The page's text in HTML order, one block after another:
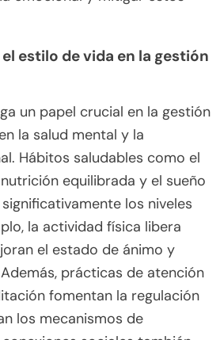
estilo de vida en la gestión
un papel crucial en la gestión
la salud mental y la
Hábitos saludables como el
equilibrada y el sueño
los niveles
la actividad física libera
el estado de ánimo y
prácticas de atención
fomentan la regulación
los mecanismos de